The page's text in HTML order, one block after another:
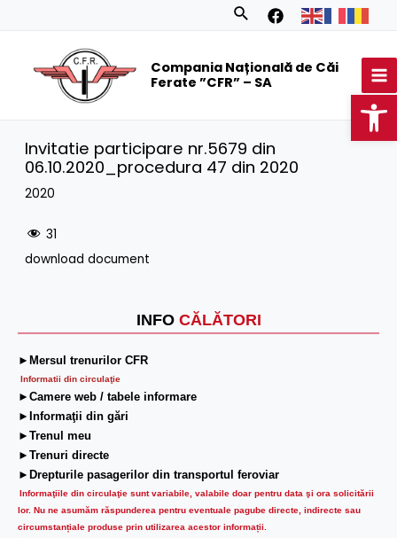
Search
Compania Națională de Căi
Ferate ”CFR” – SA
INFO CĂLĂTORI
►Mersul trenurilor CFR
Informatii din circulaţie
►Camere web / tabele informare
►Informaţii din gări
►Trenul meu
►Trenuri directe
►Drepturile pasagerilor din transportul feroviar
Informaţiile din circulaţie sunt variabile, valabile doar pentru data şi ora solicitării
lor. Nu ne asumăm răspunderea pentru eventuale pagube directe, indirecte sau
circumstanțiale produse prin utilizarea acestor informații.
Invitatie participare nr.5679 din
06.10.2020_procedura 47 din 2020
2020
31
download document